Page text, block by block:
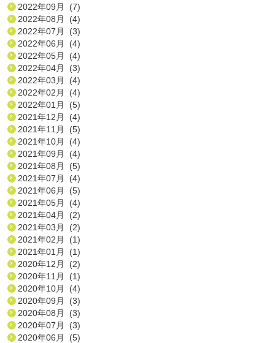
2022年09月 (7)
2022年08月 (4)
2022年07月 (3)
2022年06月 (4)
2022年05月 (4)
2022年04月 (3)
2022年03月 (4)
2022年02月 (4)
2022年01月 (5)
2021年12月 (4)
2021年11月 (5)
2021年10月 (4)
2021年09月 (4)
2021年08月 (5)
2021年07月 (4)
2021年06月 (5)
2021年05月 (4)
2021年04月 (2)
2021年03月 (2)
2021年02月 (1)
2021年01月 (1)
2020年12月 (2)
2020年11月 (1)
2020年10月 (4)
2020年09月 (3)
2020年08月 (3)
2020年07月 (3)
2020年06月 (5)